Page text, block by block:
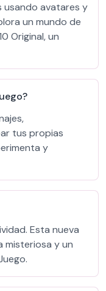
usando avatares y
un mundo de
Original, un
tus propias
y
Esta nueva
misteriosa y un